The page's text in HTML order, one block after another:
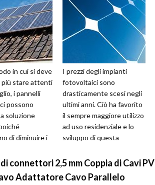
in cui si deve
più stare attenti
i pannelli
possono
soluzione
di diminuire i
I prezzi degli impianti
fotovoltaici sono
drasticamente scesi negli
ultimi anni. Ciò ha favorito
il sempre maggiore utilizzo
ad uso residenziale e lo
sviluppo di questa
energe...
connettori 2,5 mm Coppia di Cavi PV
Adattatore Cavo Parallelo